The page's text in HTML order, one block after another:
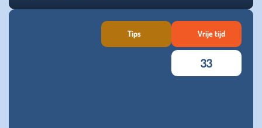
maandag 03 maart 2025
Tips Vrije tijd
33